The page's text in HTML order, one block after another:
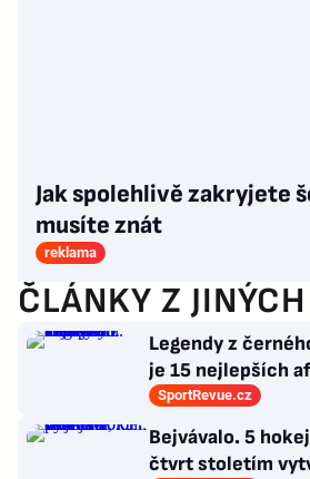
Jak spolehlivě zakryjete
musíte znát
reklama
ČLÁNKY Z
Legendy z
je 15 nejlepších
všech dob
SportRevue.cz
Bejvávalo. 5
čtvrt stoletím